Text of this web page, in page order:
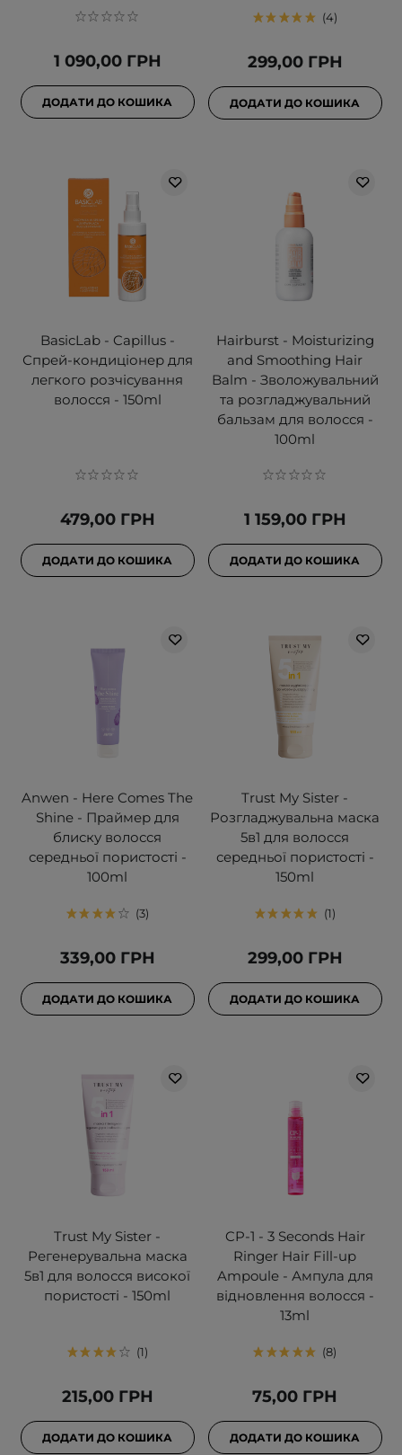
1 090,00 ГРН
ДОДАТИ ДО КОШИКА
4
299,00 ГРН
ДОДАТИ ДО КОШИКА
BasicLab - Capillus -
Спрей-кондиціонер для
легкого розчісування
волосся - 150ml
479,00 ГРН
ДОДАТИ ДО КОШИКА
Hairburst - Moisturizing
and Smoothing Hair
Balm - Зволожувальний
та розгладжувальний
бальзам для волосся -
100ml
1 159,00 ГРН
ДОДАТИ ДО КОШИКА
Anwen - Here Comes The
Shine - Праймер для
блиску волосся
середньої пористості -
100ml
3
339,00 ГРН
ДОДАТИ ДО КОШИКА
Trust My Sister -
Розгладжувальна маска
5в1 для волосся
середньої пористості -
150ml
1
299,00 ГРН
ДОДАТИ ДО КОШИКА
Trust My Sister -
Регенерувальна маска
5в1 для волосся високої
пористості - 150ml
1
215,00 ГРН
ДОДАТИ ДО КОШИКА
CP-1 - 3 Seconds Hair
Ringer Hair Fill-up
Ampoule - Ампула для
відновлення волосся -
13ml
8
75,00 ГРН
ДОДАТИ ДО КОШИКА